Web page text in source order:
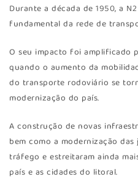
Durante a década de 1950, a
fundamental da rede de
O seu impacto foi amplificado
quando o aumento da
do transporte rodoviário se
modernização do país.
A construção de novas
bem como a modernização
tráfego e estreitaram ainda
país e as cidades do litoral.